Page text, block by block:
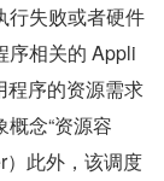
行失败或者硬件
序相关的 Appli
程序的资源需求
念“资源容
）此外，该调度